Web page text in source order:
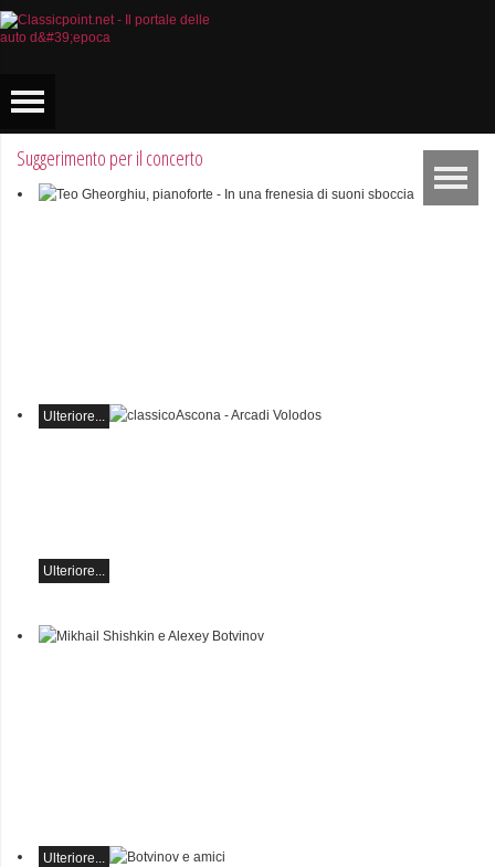
Suggerimento per il concerto
Ulteriore...
Ulteriore...
Ulteriore...